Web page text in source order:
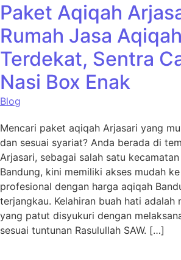
Paket Aqiqah
Rumah Jasa
Terdekat, Sentra
Nasi Box Enak
Blog
Mencari paket aqiqah Arjasari yang
dan sesuai syariat? Anda berada di
Arjasari, sebagai salah satu
Bandung, kini memiliki akses mudah
profesional dengan harga aqiqah
terjangkau. Kelahiran buah hati adalah
yang patut disyukuri dengan
sesuai tuntunan Rasulullah SAW. […]